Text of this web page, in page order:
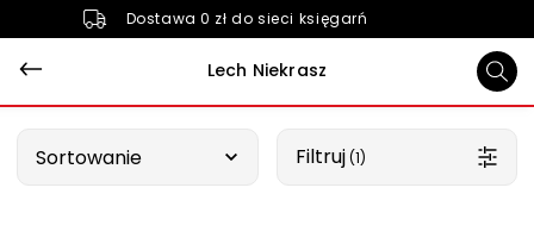
Dostawa 0 zł do sieci księgarń
Lech Niekrasz
Sortowanie Filtruj (1)